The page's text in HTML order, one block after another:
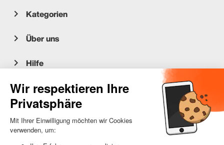
Kategorien
Über uns
Hilfe
Kundenservice
occasion.migros.mobile@recommerce.com
Montag-Freitag 08:00-17:00